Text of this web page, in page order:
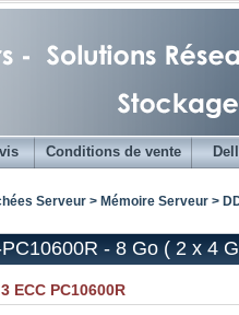
Conditions de vente
Serveur > Mémoire Serveur >
- 8 Go ( 2 x 4
ECC PC10600R